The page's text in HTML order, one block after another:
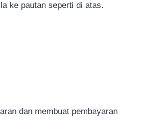
ke pautan seperti di atas.
dan membuat pembayaran